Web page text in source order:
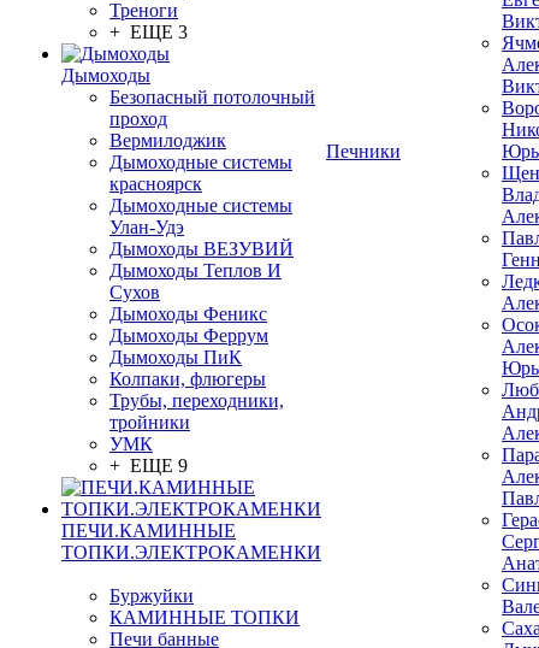
Треноги
+ ЕЩЕ 3
Дымоходы
Безопасный потолочный
проход
Вермилоджик
Дымоходные системы
красноярск
Дымоходные системы
Улан-Удэ
Дымоходы ВЕЗУВИЙ
Дымоходы Теплов И
Сухов
Дымоходы Феникс
Дымоходы Феррум
Дымоходы ПиК
Колпаки, флюгеры
Трубы, переходники,
тройники
УМК
+ ЕЩЕ 9
ПЕЧИ.КАМИННЫЕ
ТОПКИ.ЭЛЕКТРОКАМЕНКИ
Буржуйки
КАМИННЫЕ ТОПКИ
Печи банные
Печники